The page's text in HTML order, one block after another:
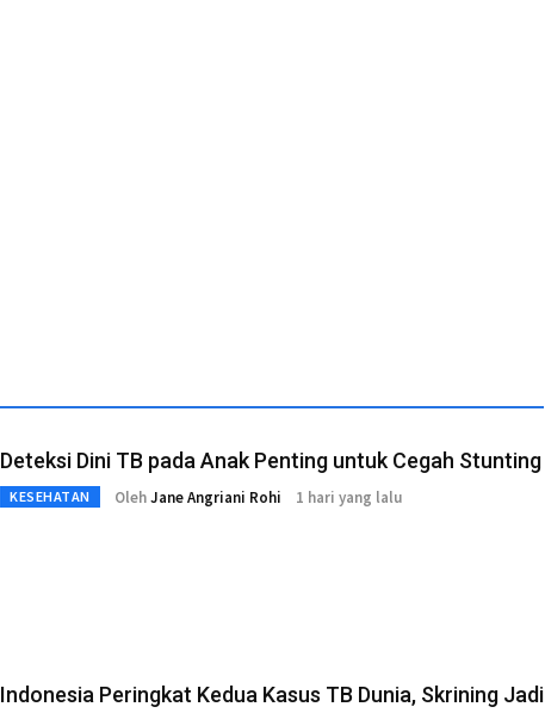
Deteksi Dini TB pada Anak Penting untuk Cegah Stunting
KESEHATAN OlehJane Angriani Rohi 1 hari yang lalu
Indonesia Peringkat Kedua Kasus TB Dunia, Skrining Jadi